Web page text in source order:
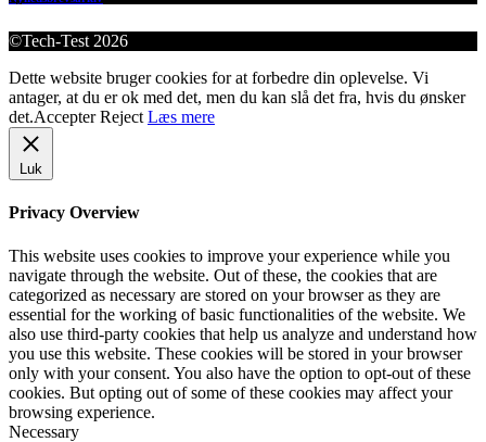
©Tech-Test 2026
Dette website bruger cookies for at forbedre din oplevelse. Vi
antager, at du er ok med det, men du kan slå det fra, hvis du ønsker
det.Accepter Reject Læs mere
Luk
Privacy Overview
This website uses cookies to improve your experience while you
navigate through the website. Out of these, the cookies that are
categorized as necessary are stored on your browser as they are
essential for the working of basic functionalities of the website. We
also use third-party cookies that help us analyze and understand how
you use this website. These cookies will be stored in your browser
only with your consent. You also have the option to opt-out of these
cookies. But opting out of some of these cookies may affect your
browsing experience.
Necessary